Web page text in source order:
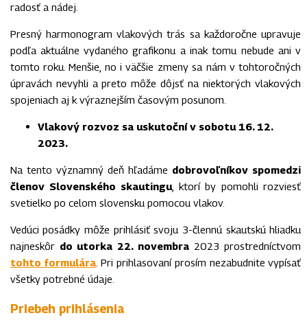
radosť a nádej.
Presný harmonogram vlakových trás sa každoročne upravuje
podľa aktuálne vydaného grafikonu a inak tomu nebude ani v
tomto roku. Menšie, no i väčšie zmeny sa nám v tohtoročných
úpravách nevyhli a preto môže dôjsť na niektorých vlakových
spojeniach aj k výraznejším časovým posunom.
Vlakový rozvoz sa uskutoční v sobotu 16. 12.
2023.
Na tento významný deň hľadáme dobrovoľníkov spomedzi
členov Slovenského skautingu, ktorí by pomohli rozviesť
svetielko po celom slovensku pomocou vlakov.
Vedúci posádky môže prihlásiť svoju 3-člennú skautskú hliadku
najneskôr do utorka 22. novembra 2023 prostredníctvom
tohto formulára . Pri prihlasovaní prosím nezabudnite vypísať
všetky potrebné údaje.
Priebeh prihlásenia